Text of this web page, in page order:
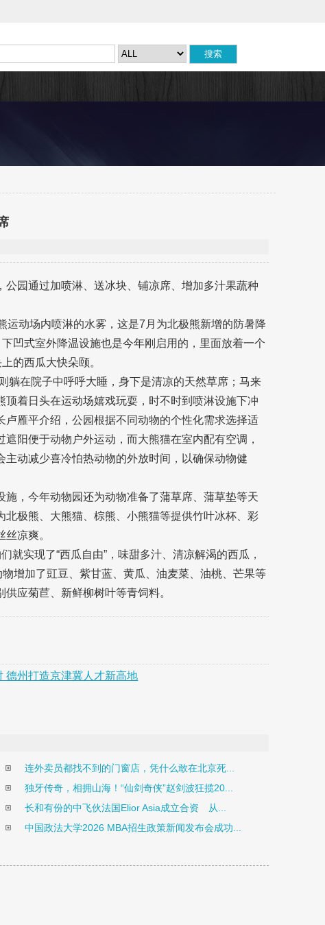
园通过加喷淋、送冰块、铺凉席、增加多汁果蔬种
动场内喷淋的水雾，这是7月为北极熊新增的防暑降
凹式室外降温设施也是今年刚启用的，里面放着一个
的西瓜大快朵颐。
躺在院子中呼呼大睡，身下是清凉的天然草席；马来
着日头在运动场嬉戏玩耍，时不时到喷淋设施下冲
雁平介绍，公园根据不同动物的个性化需求选择适
阳便于动物户外运动，而大熊猫在室内配有空调，
动减少喜冷怕热动物的外放时间，以确保动物健
，今年动物园还为动物准备了蒲草席、蒲草垫等天
极熊、大熊猫、棕熊、小熊猫等提供竹叶冰杯、彩
凉爽。
实现了“西瓜自由”，味甜多汁、清凉解渴的西瓜，
增加了豇豆、紫甘蓝、黄瓜、油麦菜、油桃、芒果等
应菊苣、新鲜柳树叶等青饲料。
德州打造京津冀人才新高地
连外卖员都找不到的门窗店，凭什么敢在北京死...
独牙传奇，相拥山海！“仙剑奇侠”赵剑波狂揽20...
长和有份的中飞伙法国Elior Asia成立合资 从...
中国政法大学2026 MBA招生政策新闻发布会成功...